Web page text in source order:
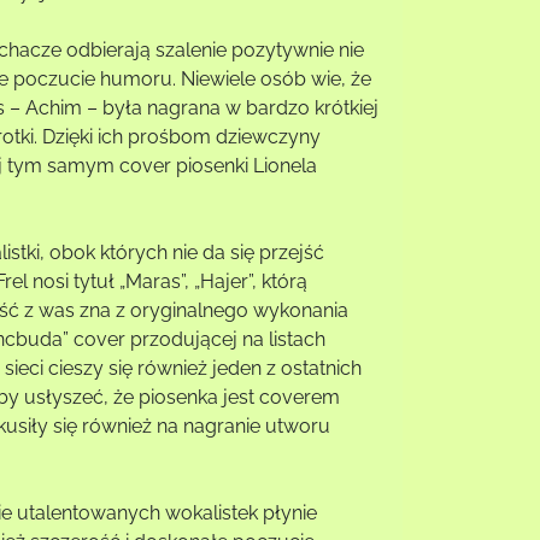
odbierają szalenie pozytywnie nie
poczucie humoru. Niewiele osób wie, że
Achim – była nagrana w bardzo krótkiej
Dzięki ich prośbom dziewczyny
tym samym cover piosenki Lionela
obok których nie da się przejść
nosi tytuł „Maras”, „Hajer”, którą
z was zna z oryginalnego wykonania
cover przodującej na listach
cieszy się również jeden z ostatnich
usłyszeć, że piosenka jest coverem
się również na nagranie utworu
utalentowanych wokalistek płynie